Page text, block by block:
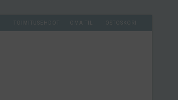
TOIMITUSEHDOT OMA TILI OSTOSKORI